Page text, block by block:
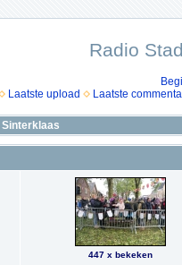
Radio
Laatste upload Laatste
Sinterklaas
447 x bekeken